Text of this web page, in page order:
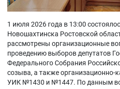
1 июля 2026 года в 13:00
Новошахтинска Ростовской
рассмотрены организационные
проведению выборов депутатов
Федерального Собрания
созыва, а также организационно-
УИК №1430 и №1447. По данным